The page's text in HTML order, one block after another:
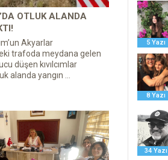
OTLUK ALANDA
Akyarlar
trafoda meydana gelen
düşen kıvılcımlar
alanda yangın ...
5 Yazı
8 Yazı
34 Yazı